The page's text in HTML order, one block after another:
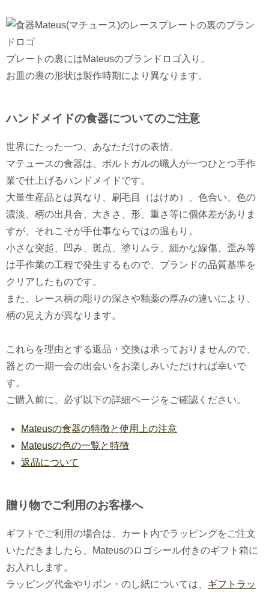
プレートの裏にはMateusのブランドロゴ入り。
お皿の裏の形状は製作時期により異なります。
ハンドメイドの食器についてのご注意
世界にたった一つ、あなただけの表情。
マテュースの食器は、ポルトガルの職人が一つひとつ手作
業で仕上げるハンドメイドです。
大量生産品とは異なり、刷毛目（はけめ）、色合い、色の
濃淡、柄の出具合、大きさ、形、重さ等に個体差がありま
すが、それこそが手仕事ならではの温もり。
小さな突起、凹み、斑点、塗りムラ、細かな線傷、歪み等
は手作業の工程で発生するもので、ブランドの品質基準を
クリアしたものです。
また、レース柄の彫りの深さや釉薬の厚みの違いにより、
柄の見え方が異なります。
これらを理由とする返品・交換は承っておりませんので、
器との一期一会の出会いをお楽しみいただければ幸いで
す。
ご購入前に、必ず以下の詳細ページをご確認ください。
Mateusの食器の特徴と使用上の注意
Mateusの色の一覧と特徴
返品について
贈り物でご利用のお客様へ
ギフトでご利用の場合は、カート内でラッピングをご注文
いただきましたら、Mateusのロゴシール付きのギフト箱に
お入れします。
ラッピング代金やリボン・のし紙については、 ギフトラッ